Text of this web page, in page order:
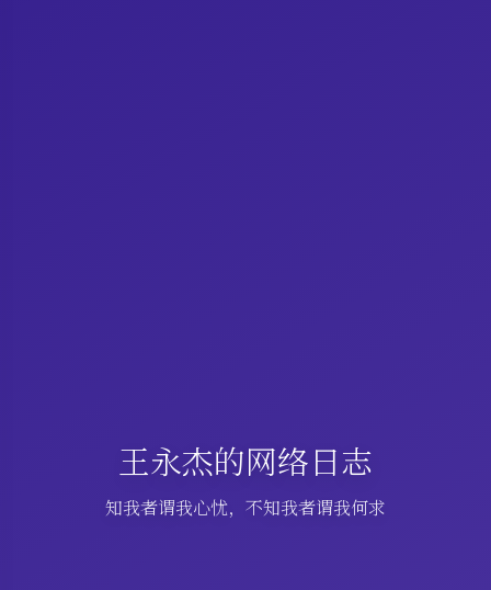
王永杰的网络日志
知我者谓我心忧，不知我者谓我何求